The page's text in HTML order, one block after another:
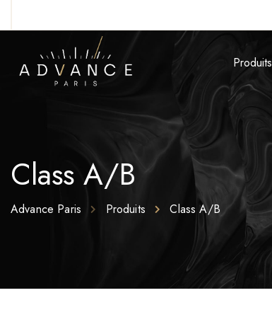
Produits
Class A/B
Advance Paris Produits Class A/B